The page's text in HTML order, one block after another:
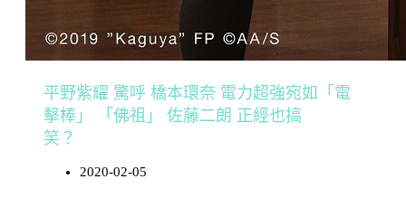
平野紫耀 驚呼 橋本環奈 電力超強宛如「電
擊棒」 「佛祖」 佐藤二朗 正經也搞
笑？
2020-02-05